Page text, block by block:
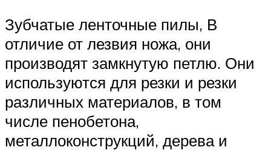
Зубчатые ленточные пилы, В
отличие от лезвия ножа, они
производят замкнутую петлю. Они
используются для резки и резки
различных материалов, в том
числе пенобетона,
металлоконструкций, дерева и